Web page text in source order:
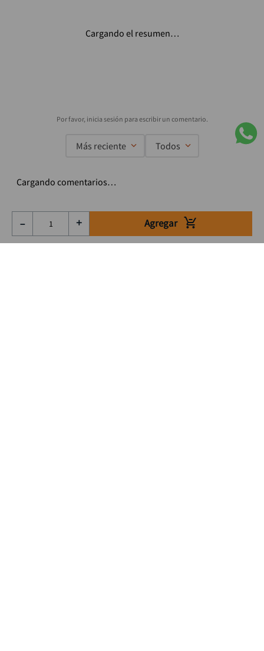
＋
－ Agregar
Cargando el resumen…
Más reciente Todos
Cargando comentarios…
Suscríbete a nuestro Newsletter